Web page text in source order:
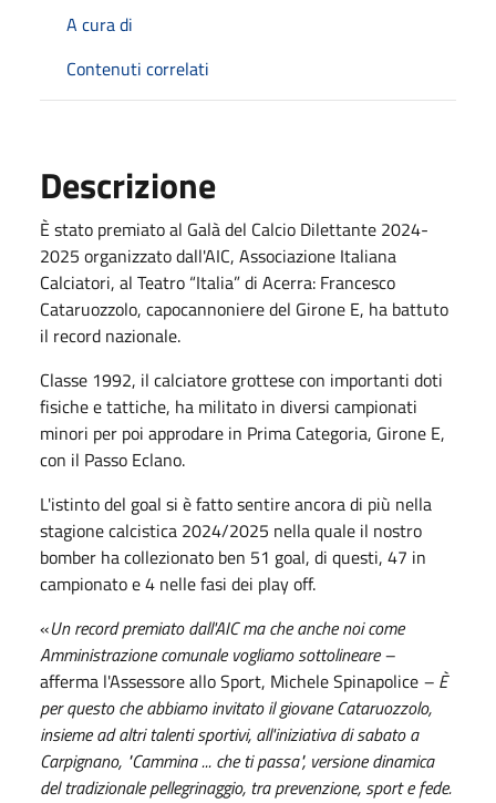
A cura di
Contenuti correlati
Descrizione
È stato premiato al Galà del Calcio Dilettante 2024-
2025 organizzato dall'AIC, Associazione Italiana
Calciatori, al Teatro “Italia” di Acerra: Francesco
Cataruozzolo, capocannoniere del Girone E, ha battuto
il record nazionale.
Classe 1992, il calciatore grottese con importanti doti
fisiche e tattiche, ha militato in diversi campionati
minori per poi approdare in Prima Categoria, Girone E,
con il Passo Eclano.
L'istinto del goal si è fatto sentire ancora di più nella
stagione calcistica 2024/2025 nella quale il nostro
bomber ha collezionato ben 51 goal, di questi, 47 in
campionato e 4 nelle fasi dei play off.
«Un record premiato dall'AIC ma che anche noi come
Amministrazione comunale vogliamo sottolineare –
afferma l'Assessore allo Sport, Michele Spinapolice – È
per questo che abbiamo invitato il giovane Cataruozzolo,
insieme ad altri talenti sportivi, all'iniziativa di sabato a
Carpignano, "Cammina ... che ti passa", versione dinamica
del tradizionale pellegrinaggio, tra prevenzione, sport e fede.